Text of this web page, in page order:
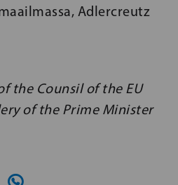
Adlercreutz
the Counsil of the EU
of the Prime Minister